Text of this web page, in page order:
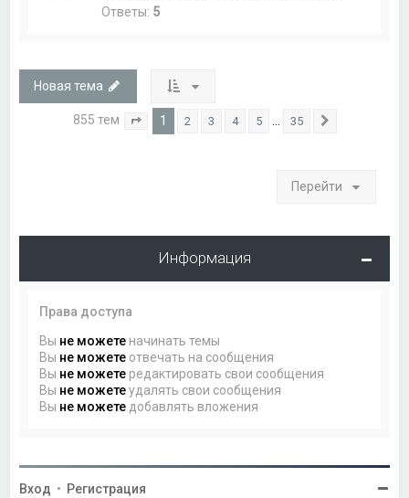
Ответы: 5
Новая тема
855 тем Страница из 35
1 2 3 4 5 … 35
Перейти
Информация
Права доступа
Вы не можете начинать темы
Вы не можете отвечать на сообщения
Вы не можете редактировать свои сообщения
Вы не можетеудалять свои сообщения
Вы не можете добавлять вложения
Вход • Регистрация